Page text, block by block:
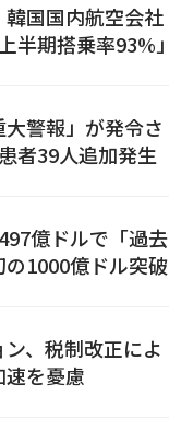
国国内航空会社
期搭乗率93%」
警報」が発令さ
者39人追加発生
億ドルで「過去
1000億ドル突破
、税制改正によ
速を憂慮